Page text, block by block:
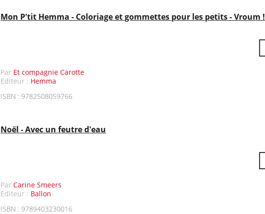
Mon P'tit Hemma - Coloriage et gommettes pour les petits - Vroum !
Par Et compagnie Carotte
Editeur : Hemma
ISBN : 9782508059766
Noël - Avec un feutre d'eau
ParCarine Smeers
Editeur : Ballon
ISBN : 9789403230016